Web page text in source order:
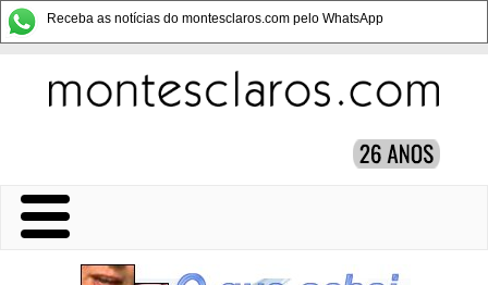
Receba as notícias do montesclaros.com pelo WhatsApp